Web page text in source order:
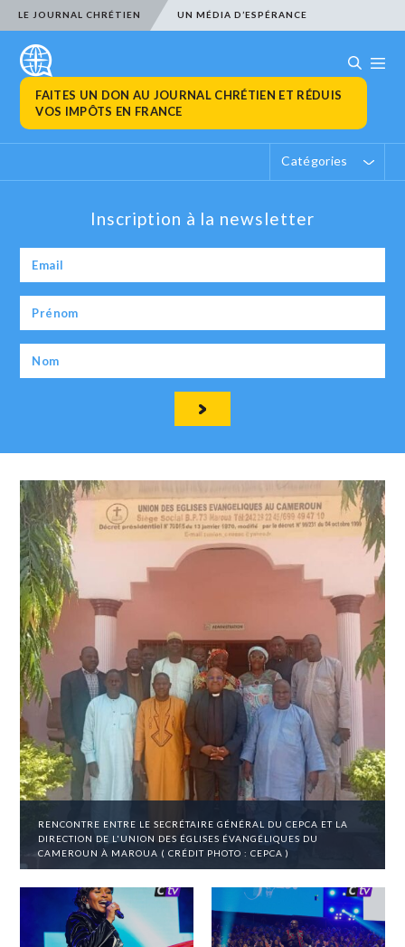
LE JOURNAL CHRÉTIEN UN MÉDIA D’ESPÉRANCE
FAITES UN DON AU JOURNAL CHRÉTIEN ET RÉDUIS
VOS IMPÔTS EN FRANCE
Catégories
Inscription à la newsletter
RENCONTRE ENTRE LE SECRÉTAIRE GÉNÉRAL DU CEPCA ET LA
DIRECTION DE L'UNION DES ÉGLISES ÉVANGÉLIQUES DU
CAMEROUN À MAROUA ( CRÉDIT PHOTO : CEPCA )